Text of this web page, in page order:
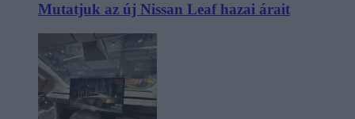
Mutatjuk az új Nissan Leaf hazai árait